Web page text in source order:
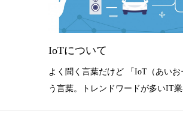
IoTについて
よく聞く言葉だけど 「IoT（あい
う言葉。トレンドワードが多いIT業